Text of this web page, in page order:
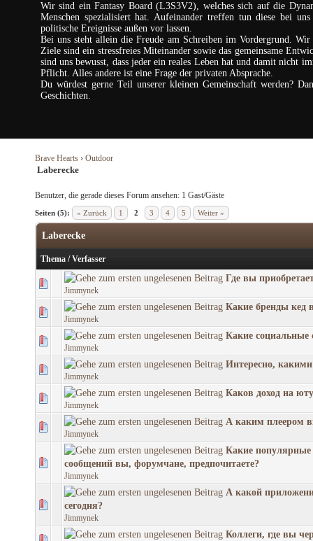
Wir sind ein Fantasy Board (L3S3V2), welches sich auf die
Menschen spezialisiert hat. Aufeinander treffen tun diese bei
politische Ereignisse außen vor lassen.
Bei uns steht allein die Freude am Schreiben im Vordergrund. Wir
Ziele sind ein stressfreies Miteinander sowie das gemeinsame
sind uns bewusst, dass jeder ein reales Leben hat und damit nicht
Pflicht. Alles andere ist eine Frage der privaten Absprache.
Du würdest gerne Teil unserer kleinen Gemeinschaft werden?
Geschichten.
Brave Hearts › Outdoor
Laberecke
Benutzer, die gerade dieses Forum ansehen: 1 Gast/Gäste
Seiten (5): « Zurück 1 2 3 4 5 Weiter »
Laberecke
Thema /Verfasser
Где вы
Jimmynek
Какие бренды кед
Jimmynek
Какие социальные
Jimmynek
Интересно,
Jimmynek
Каков доход на
Jimmynek
А каким плеером
Jimmynek
Какие
сообщений вы, форумчане, предпочитаете?
Jimmynek
А какой
сегодня?
Jimmynek
Коллеги, где вы